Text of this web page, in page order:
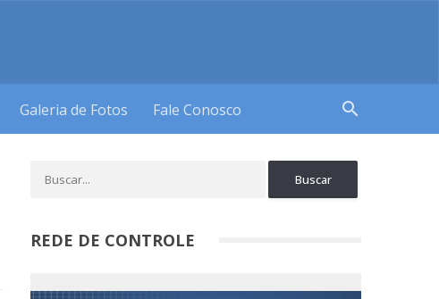
Galeria de Fotos Fale Conosco search
REDE DE CONTROLE